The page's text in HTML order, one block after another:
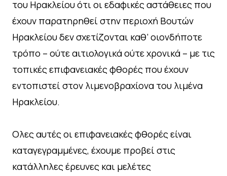
του Ηρακλείου ότι οι εδαφικές αστάθειες που
έχουν παρατηρηθεί στην περιοχή Βουτών
Ηρακλείου δεν σχετίζονται καθ’ οιονδήποτε
τρόπο – ούτε αιτιολογικά ούτε χρονικά – με τις
τοπικές επιφανειακές φθορές που έχουν
εντοπιστεί στον λιμενοβραχίονα του λιμένα
Ηρακλείου.
Ολες αυτές οι επιφανειακές φθορές είναι
καταγεγραμμένες, έχουμε προβεί στις
κατάλληλες έρευνες και μελέτες